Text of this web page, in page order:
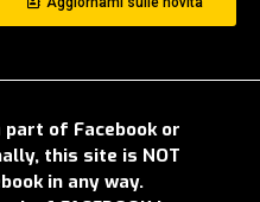
of Facebook or
this site is NOT
in any way.